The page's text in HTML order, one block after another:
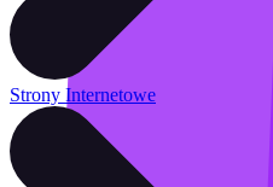
Strony Internetowe